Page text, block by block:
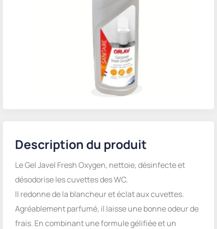
Description du produit
Le Gel Javel Fresh Oxygen, nettoie, désinfecte et
désodorise les cuvettes des WC.
Il redonne de la blancheur et éclat aux cuvettes.
Agréablement parfumé, il laisse une bonne odeur de
frais. En combinant une formule gélifiée et un